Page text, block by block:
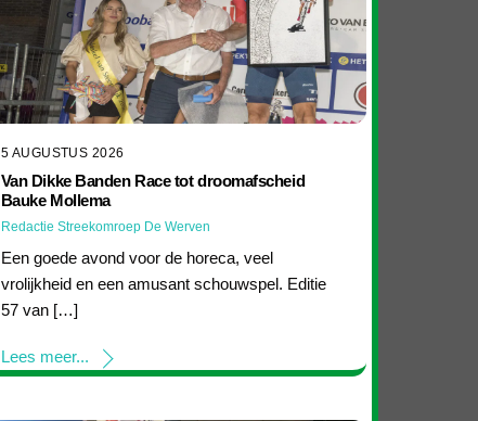
5 AUGUSTUS 2026
Van Dikke Banden Race tot droomafscheid
Bauke Mollema
Redactie Streekomroep De Werven
Een goede avond voor de horeca, veel
vrolijkheid en een amusant schouwspel. Editie
57 van […]
Lees meer...